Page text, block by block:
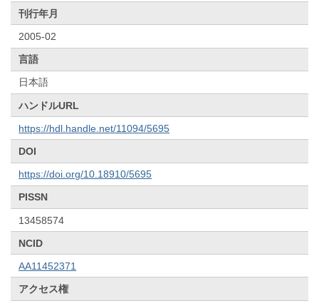
刊行年月
2005-02
言語
日本語
ハンドルURL
https://hdl.handle.net/11094/5695
DOI
https://doi.org/10.18910/5695
PISSN
13458574
NCID
AA11452371
アクセス権